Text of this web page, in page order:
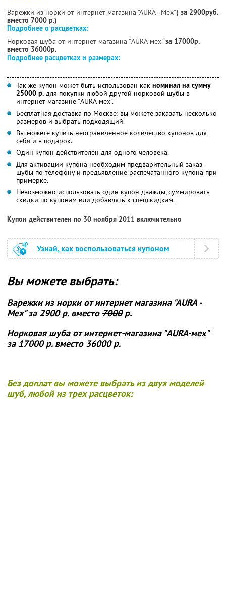
Варежки из норки от интернет магазина "АURA - Мех"( за 2900руб.
вместо 7000 р.)
Подробнее о расцветках:
Норковая шуба от интернет-магазина "AURA-мех" за 17000р.
вместо 36000р.
Подробнее расцветках и размерах:
Так же купон может быть использован как номинал на сумму
25000 р. для покупки любой другой норковой шубы в
интернет магазине "AURA-мех".
Бесплатная доставка по Москве: вы можете заказать несколько
размеров и выбрать подходящий.
Вы можете купить неограниченное количество купонов для
себя и в подарок.
Один купон действителен для одного человека.
Для активации купона необходим предварительный заказ
шубы по телефону и предъявление распечатанного купона при
примерке.
Невозможно использовать один купон дважды, суммировать
скидки по купонам или добавлять к спецскидкам.
Купон действителен по 30 ноября 2011 включительно
Узнай, как воспользоваться купоном
Вы можете выбрать:
Варежки из норки от интернет магазина "АURA -
Мех"за 2900 р. вместо7000р.
Норковая шуба от интернет-магазина "AURA-мех"
за 17000 р. вместо36000р.
Без доплат вы можете выбрать из двух моделей
шуб, любой из трех расцветок: